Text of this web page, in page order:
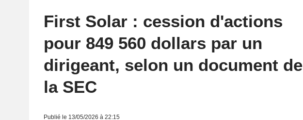
First Solar : cession d'actions
pour 849 560 dollars par un
dirigeant, selon un document de
la SEC
Publié le 13/05/2026 à 22:15